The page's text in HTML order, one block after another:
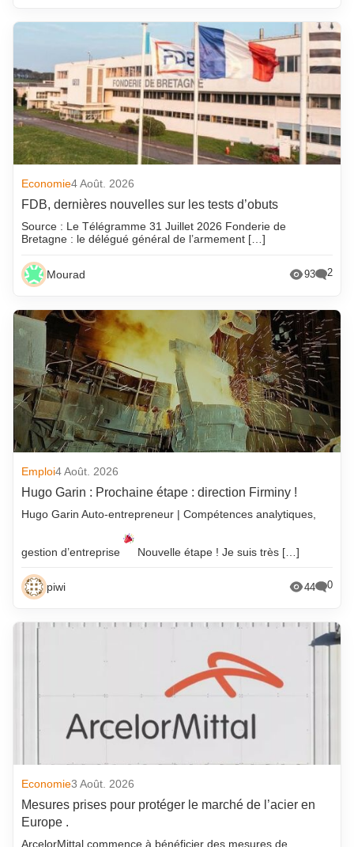
Economie4 Août. 2026
FDB, dernières nouvelles sur les tests d’obuts
Source : Le Télégramme 31 Juillet 2026 Fonderie de
Bretagne : le délégué général de l’armement […]
Mourad 93 2
Emploi4 Août. 2026
Hugo Garin : Prochaine étape : direction Firminy !
Hugo Garin Auto-entrepreneur | Compétences analytiques,
gestion d’entreprise Nouvelle étape ! Je suis très […]
piwi 44 0
Economie3 Août. 2026
Mesures prises pour protéger le marché de l’acier en
Europe .
ArcelorMittal commence à bénéficier des mesures de